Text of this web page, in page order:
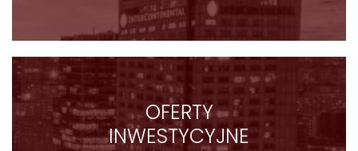
OFERTY
INWESTYCYJNE